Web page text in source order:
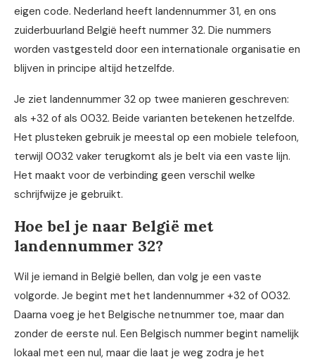
eigen code. Nederland heeft landennummer 31, en ons
zuiderbuurland België heeft nummer 32. Die nummers
worden vastgesteld door een internationale organisatie en
blijven in principe altijd hetzelfde.
Je ziet landennummer 32 op twee manieren geschreven:
als +32 of als 0032. Beide varianten betekenen hetzelfde.
Het plusteken gebruik je meestal op een mobiele telefoon,
terwijl 0032 vaker terugkomt als je belt via een vaste lijn.
Het maakt voor de verbinding geen verschil welke
schrijfwijze je gebruikt.
Hoe bel je naar België met
landennummer 32?
Wil je iemand in België bellen, dan volg je een vaste
volgorde. Je begint met het landennummer +32 of 0032.
Daarna voeg je het Belgische netnummer toe, maar dan
zonder de eerste nul. Een Belgisch nummer begint namelijk
lokaal met een nul, maar die laat je weg zodra je het